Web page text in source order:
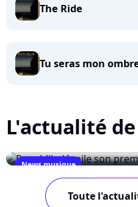
The Ride
Tu seras mon
L'actualité
News musique
Republik dévoile son
December 7, 2009Toute